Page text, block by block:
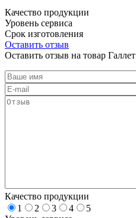
Качество продукции
Уровень сервиса
Срок изготовления
Оставить отзыв
Оставить отзыв на товар Галлет
Качество продукции
1
2 3 4
5